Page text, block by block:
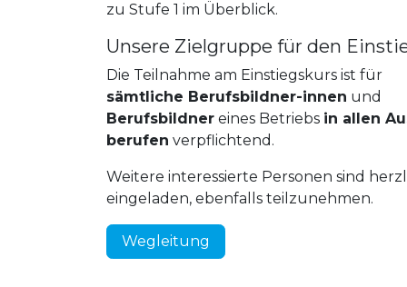
zu Stufe 1 im Überblick.
Unsere Zielgruppe für den
Die Teilnahme am Einstiegskurs ist für
sämtliche Berufsbildner-innen und
Berufsbildner eines Betriebs in allen
berufen verpflichtend.
Weitere interessierte Personen sind
eingeladen, ebenfalls teilzunehmen.
Wegleitung